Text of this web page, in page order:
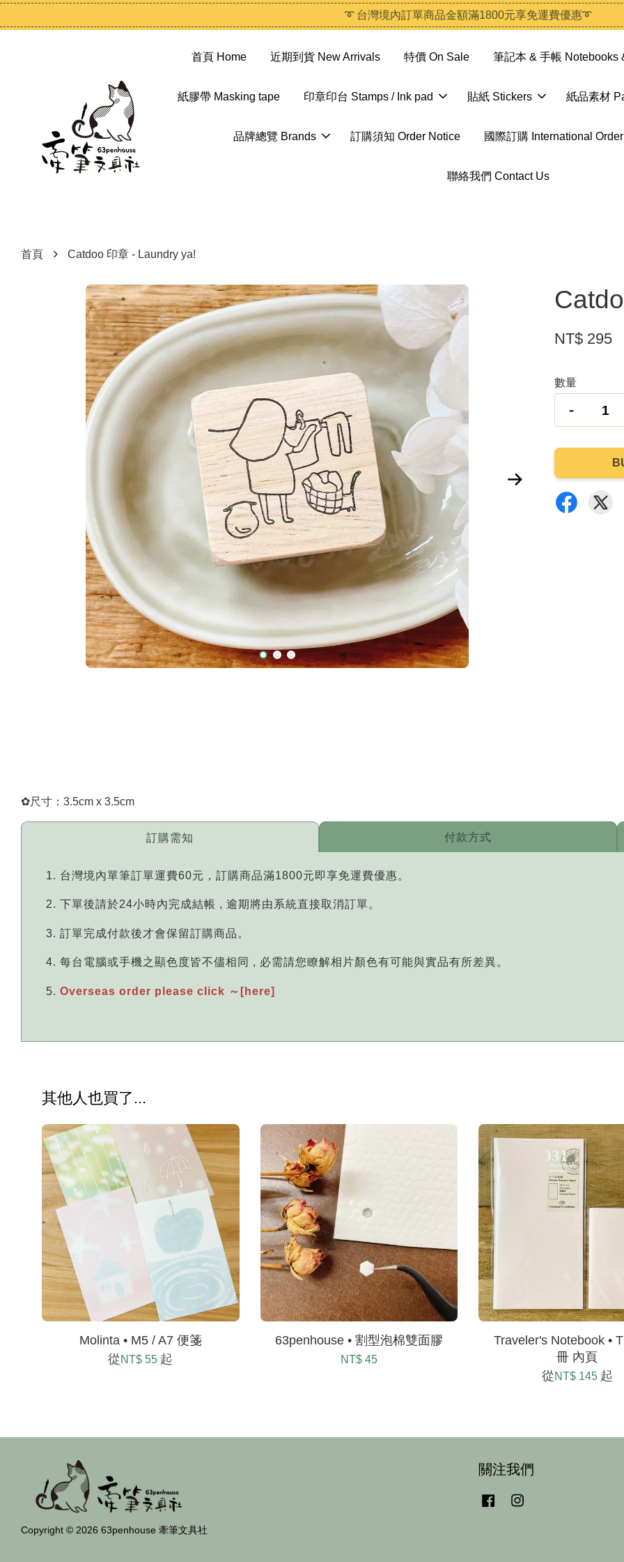
➰ 台灣境內訂單商品金額滿1800元享免運費優惠➰
首頁 Home 近期到貨 New Arrivals 特價 On Sale 筆記本 & 手帳 Notebooks
紙膠帶 Masking tape 印章印台 Stamps / Ink pad 貼紙 Stickers 紙品素材
品牌總覽 Brands 訂購須知 Order Notice 國際訂購 International Order
聯絡我們 Contact Us
首頁 › Catdoo 印章 - Laundry ya!
NT$ 295
數量
-
✿尺寸：3.5cm x 3.5cm
訂購需知
台灣境內單筆訂單運費60元，訂購商品滿1800元即享免運費優惠。
下單後請於24小時內完成結帳 , 逾期將由系統直接取消訂單。
訂單完成付款後才會保留訂購商品。
每台電腦或手機之顯色度皆不儘相同 , 必需請您瞭解相片顏色有可能與實品有所差異。
Overseas order please click ～[here]
付款方式
其他人也買了...
Molinta • M5 / A7 便箋
從NT$ 55 起
63penhouse • 割型泡棉雙面膠
NT$ 45
Traveler's Notebook •
冊 內頁
從NT$ 145 起
Copyright © 2026 63penhouse 牽筆文具社
關注我們
Facebook